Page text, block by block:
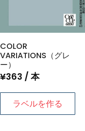
COLOR
VARIATIONS（グレ
ー）
¥363 / 本
ラベルを作る